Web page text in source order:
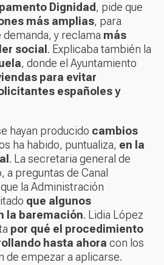
Dignidad, pide que
más amplias, para
y reclama más
social . Explicaba también la
, donde el Ayuntamiento
para evitar
españoles y
hayan producido cambios
ha habido, puntualiza, en la
. La secretaria general de
a preguntas de Canal
la Administración
que algunos
la baremación. Lidia López
por qué el procedimiento
hasta ahora con los
de empezar a aplicarse.